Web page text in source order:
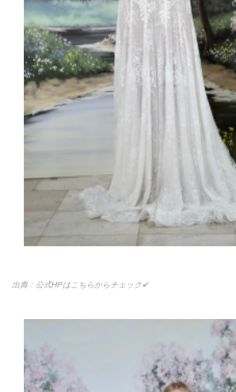
出典：公式HPはこちらからチェック✔